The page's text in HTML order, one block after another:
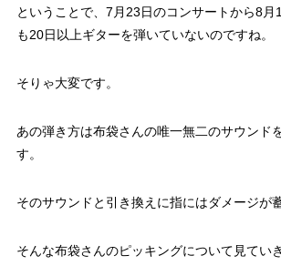
ということで、7月23日のコンサートから8月
も20日以上ギターを弾いていないのですね。
そりゃ大変です。
あの弾き方は布袋さんの唯一無二のサウンド
す。
そのサウンドと引き換えに指にはダメージが
そんな布袋さんのピッキングについて見てい